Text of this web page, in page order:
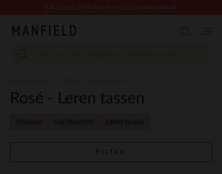
Rosé - Leren tassen
Shopper Handtaschen Leren tassen
FILTER